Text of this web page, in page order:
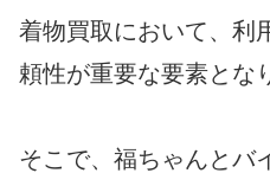
着物買取において、利
頼性が重要な要素とな
そこで、福ちゃんとバ